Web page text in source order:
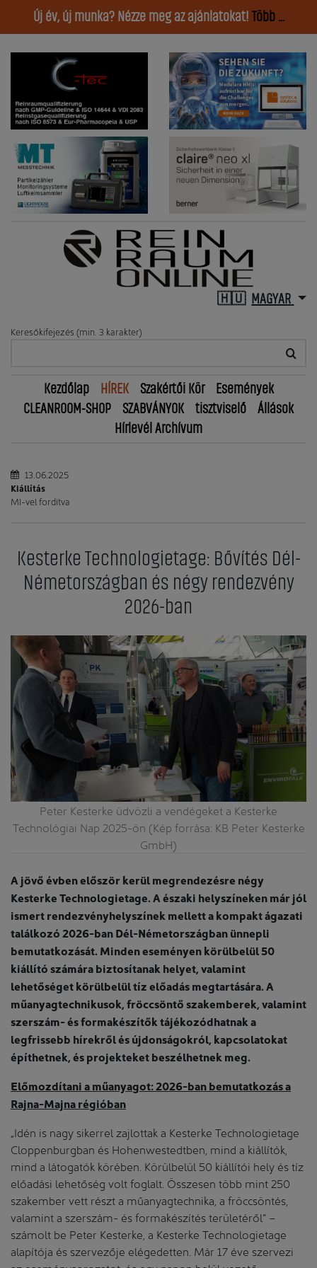
Új év, új munka? Nézze meg az ajánlatokat! Több ...
MAGYAR
Keresőkifejezés (min. 3 karakter)
Kezdőlap HÍREK Szakértői Kör
Események
CLEANROOM-SHOP
SZABVÁNYOK tisztviselő
Állások
Hírlevél Archívum
13.06.2025
Kiállítás
MI-vel fordítva
Kesterke Technologietage: Bővítés Dél-
Németországban és négy rendezvény
2026-ban
Peter Kesterke üdvözli a vendégeket a Kesterke
Technológiai Nap 2025-ön (Kép forrása: KB Peter Kesterke
GmbH)
A jövő évben először kerül megrendezésre négy
Kesterke Technologietage. A északi helyszíneken már jól
ismert rendezvényhelyszínek mellett a kompakt ágazati
találkozó 2026-ban Dél-Németországban ünnepli
bemutatkozását. Minden eseményen körülbelül 50
kiállító számára biztosítanak helyet, valamint
lehetőséget körülbelül tíz előadás megtartására. A
műanyagtechnikusok, fröccsöntő szakemberek, valamint
szerszám- és formakészítők tájékozódhatnak a
legfrissebb hírekről és újdonságokról, kapcsolatokat
építhetnek, és projekteket beszélhetnek meg.
Előmozdítani a műanyagot: 2026-ban bemutatkozás a
Rajna-Majna régióban
„Idén is nagy sikerrel zajlottak a Kesterke Technologietage
Cloppenburgban és Hohenwestedtben, mind a kiállítók,
mind a látogatók körében. Körülbelül 50 kiállítói hely és tíz
előadási lehetőség volt foglalt. Összesen több mint 250
szakember vett részt a műanyagtechnika, a fröccsöntés,
valamint a szerszám- és formakészítés területéről” –
számolt be Peter Kesterke, a Kesterke Technologietage
alapítója és szervezője elégedetten. Már 17 éve szervezi